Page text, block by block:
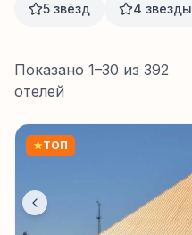
5 звёзд 4 звезды
Показано 1–30 из 392
отелей
★ТОП